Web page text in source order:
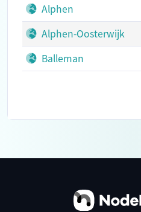
Alphen
Alphen-Oosterwijk
Balleman